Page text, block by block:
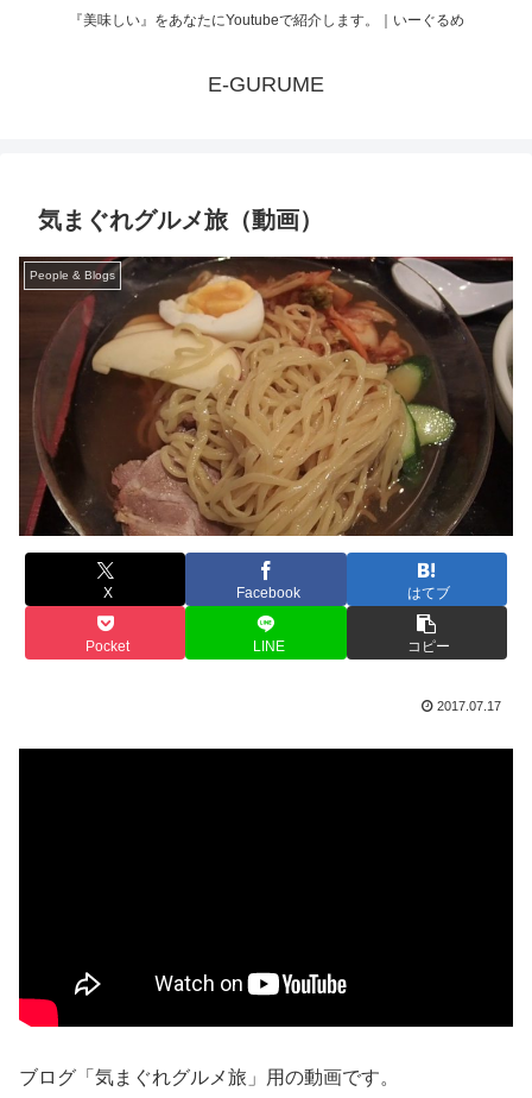
『美味しい』をあなたにYoutubeで紹介します。｜いーぐるめ
E-GURUME
気まぐれグルメ旅（動画）
People & Blogs
X Facebook はてブ
Pocket LINE コピー
2017.07.17
ブログ「気まぐれグルメ旅」用の動画です。